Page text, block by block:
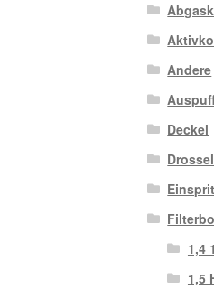
Andere
Deckel
1,4
1,5